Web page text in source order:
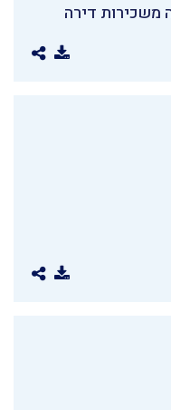
משכירות דירה